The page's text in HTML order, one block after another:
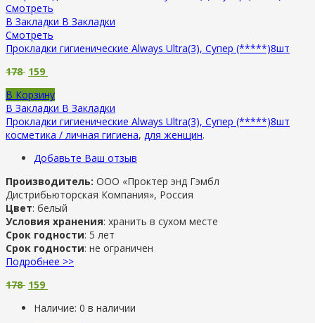
Смотреть
В Закладки В Закладки
Смотреть
Прокладки гигиенические Always Ultra(3), Супер (*****)8шт
178 159
В Корзину
В Закладки В Закладки
Прокладки гигиенические Always Ultra(3), Супер (*****)8шт
косметика / личная гигиена, для женщин.
Добавьте Ваш отзыв
Производитель: ООО «Проктер энд Гэмбл
Дистрибьюторская Компания», Россия
Цвет: белый
Условия хранения: хранить в сухом месте
Срок годности: 5 лет
Срок годности: не ограничен
Подробнее >>
178 159
Наличие: 0 в наличии